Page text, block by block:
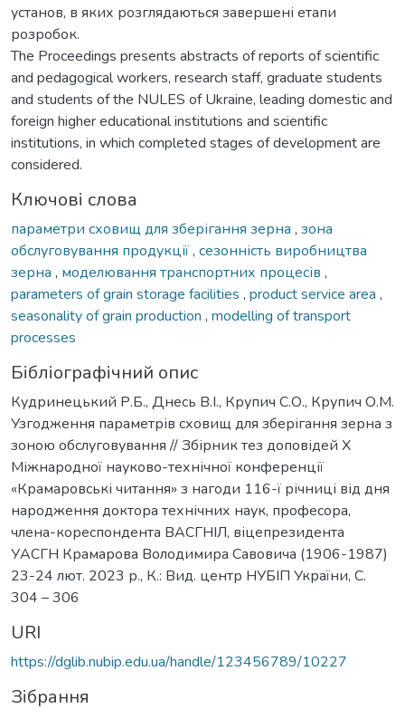
установ, в яких розглядаються завершені етапи
розробок.
The Proceedings presents abstracts of reports of scientific
and pedagogical workers, research staff, graduate students
and students of the NULES of Ukraine, leading domestic and
foreign higher educational institutions and scientific
institutions, in which completed stages of development are
considered.
Ключові слова
параметри сховищ для зберігання зерна , зона
обслуговування продукції, сезонність виробництва
зерна , моделювання транспортних процесів ,
parameters of grain storage facilities , product service area ,
seasonality of grain production , modelling of transport
processes
Бібліографічний опис
Кудринецький Р.Б., Днесь В.І., Крупич С.О., Крупич О.М.
Узгодження параметрів сховищ для зберігання зерна з
зоною обслуговування // Збірник тез доповідей Х
Міжнародної науково-технічної конференції
«Крамаровські читання» з нагоди 116-ї річниці від дня
народження доктора технічних наук, професора,
члена-кореспондента ВАСГНІЛ, віцепрезидента
УАСГН Крамарова Володимира Савовича (1906-1987)
23-24 лют. 2023 р., К.: Вид. центр НУБІП України, С.
304 – 306
URI
https://dglib.nubip.edu.ua/handle/123456789/10227
Зібрання